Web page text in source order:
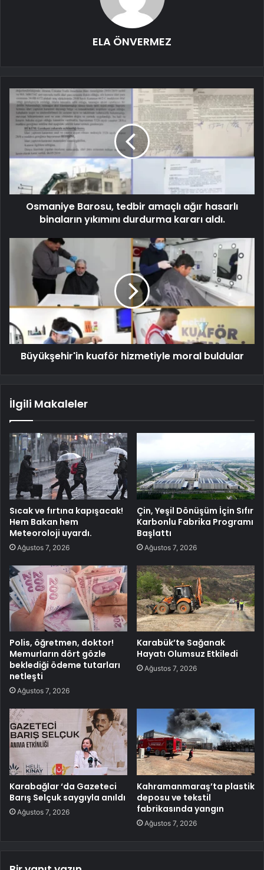
ELA ÖNVERMEZ
Osmaniye Barosu, tedbir amaçlı ağır hasarlı
binaların yıkımını durdurma kararı aldı.
Büyükşehir'in kuaför hizmetiyle moral buldular
İlgili Makaleler
Sıcak ve fırtına kapışacak!
Hem Bakan hem
Meteoroloji uyardı.
Ağustos 7, 2026
Çin, Yeşil Dönüşüm İçin Sıfır
Karbonlu Fabrika Programı
Başlattı
Ağustos 7, 2026
Polis, öğretmen, doktor!
Memurların dört gözle
beklediği ödeme tutarları
netleşti
Ağustos 7, 2026
Karabük’te Sağanak
Hayatı Olumsuz Etkiledi
Ağustos 7, 2026
Karabağlar ‘da Gazeteci
Barış Selçuk saygıyla anıldı
Ağustos 7, 2026
Kahramanmaraş’ta plastik
deposu ve tekstil
fabrikasında yangın
Ağustos 7, 2026